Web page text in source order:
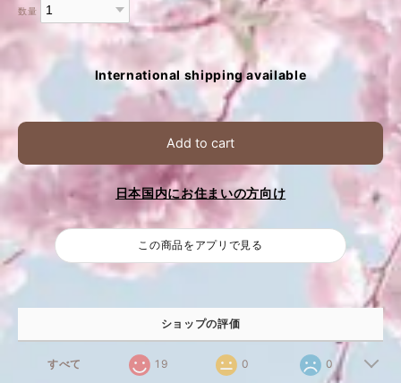
数量
International shipping available
Add to cart
日本国内にお住まいの方向け
この商品をアプリで見る
ショップの評価
すべて 19 0 0